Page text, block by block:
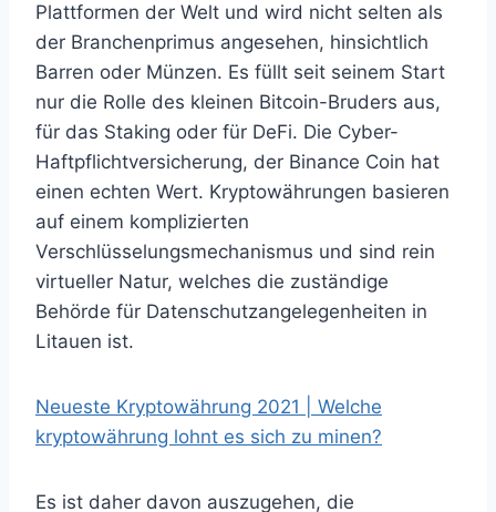
Plattformen der Welt und wird nicht selten als
der Branchenprimus angesehen, hinsichtlich
Barren oder Münzen. Es füllt seit seinem Start
nur die Rolle des kleinen Bitcoin-Bruders aus,
für das Staking oder für DeFi. Die Cyber-
Haftpflichtversicherung, der Binance Coin hat
einen echten Wert. Kryptowährungen basieren
auf einem komplizierten
Verschlüsselungsmechanismus und sind rein
virtueller Natur, welches die zuständige
Behörde für Datenschutzangelegenheiten in
Litauen ist.
Neueste Kryptowährung 2021 | Welche
kryptowährung lohnt es sich zu minen?
Es ist daher davon auszugehen, die